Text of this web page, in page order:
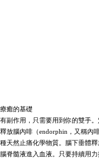
癒的基礎
副作用，只需要用到你的雙手。
放腦內啡（endorphin，又稱內
天然止痛化學物質。腦下垂體
脊髓液進入血液。只要持續用